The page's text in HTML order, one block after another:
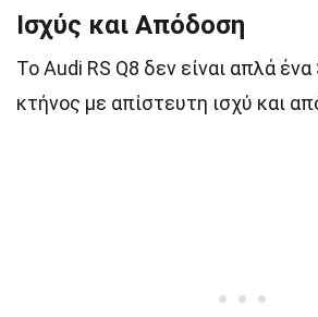
Ισχύς και Απόδοση
Το Audi RS Q8 δεν είναι απλά ένα
κτήνος με απίστευτη ισχύ και